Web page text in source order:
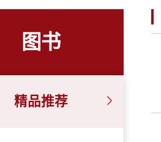
图书
精品推荐